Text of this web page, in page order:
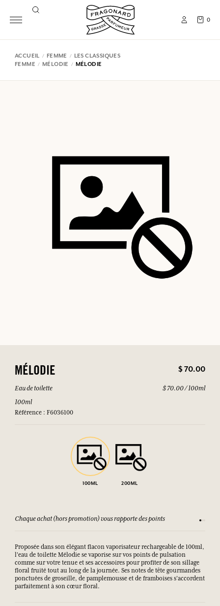
0
ACCUEIL FEMME
LES CLASSIQUES
FEMME
MÉLODIE MÉLODIE
MÉLODIE $ 70.00
Eau de toilette
100ml
Référence : F6036100
$ 70.00 / 100ml
100ML 200ML
Chaque achat (hors promotion) vous rapporte des points
Proposée dans son élégant flacon vaporisateur rechargeable de 100ml,
l'eau de toilette Mélodie se vaporise sur vos points de pulsation
comme sur votre tenue et ses accessoires pour profiter de son sillage
floral fruité tout au long de la journée. Ses notes de tête gourmandes
ponctuées de groseille, de pamplemousse et de framboises s'accordent
parfaitement à son cœur floral.